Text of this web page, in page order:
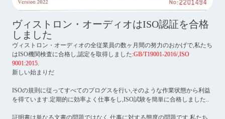
ヴィストロン・オーディオはISO認証を合格
しました
ヴィストロン・オーディオの全従業員の数ヶ月間の努力のおかげで,私たち
はISO機関検査に合格し,認定を取得しました:GB/T19001-2016/,ISO
9001:2015.
新しい始まりだ
ISOの規則に従ってすべてのプログスを行い,そのような作業状態から利益
を得ています.定期的に効率よく仕事をし,ISO試験を簡単に合格しました..